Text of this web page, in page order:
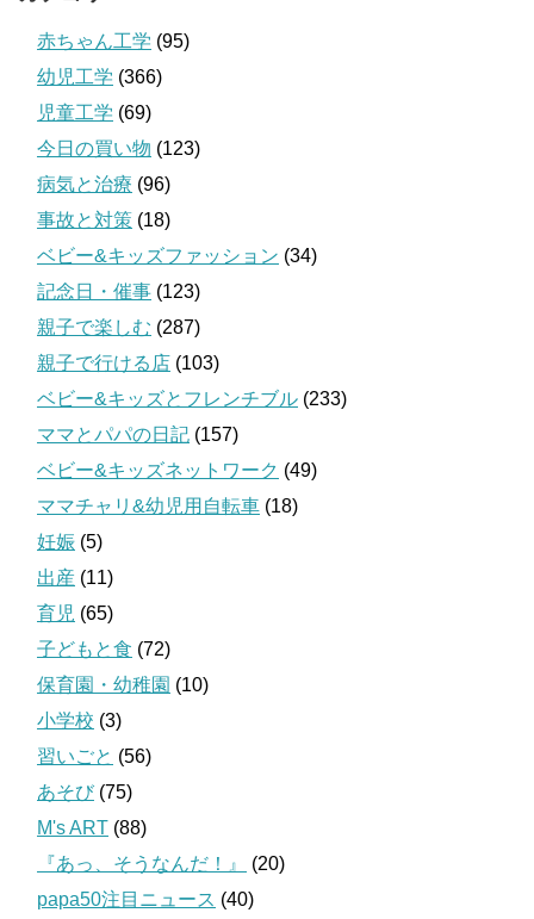
赤ちゃん工学 (95)
幼児工学 (366)
児童工学 (69)
今日の買い物 (123)
病気と治療 (96)
事故と対策 (18)
ベビー&キッズファッション (34)
記念日・催事 (123)
親子で楽しむ (287)
親子で行ける店 (103)
ベビー&キッズとフレンチブル (233)
ママとパパの日記 (157)
ベビー&キッズネットワーク (49)
ママチャリ&幼児用自転車 (18)
妊娠 (5)
出産 (11)
育児 (65)
子どもと食 (72)
保育園・幼稚園 (10)
小学校 (3)
習いごと (56)
あそび(75)
M's ART (88)
『あっ、そうなんだ！』
(20)
papa50注目ニュース (40)